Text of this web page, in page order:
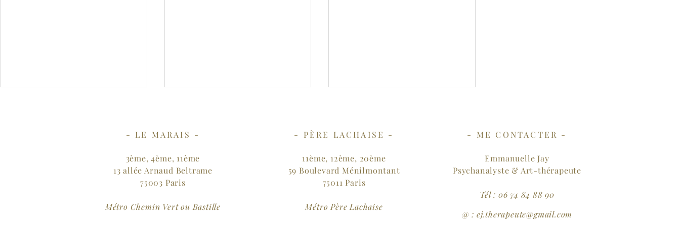
L'écriture thérapeutique dans
Le pouvoir des haïkus
- LE MARAIS -
3ème, 4ème, 11ème
13 allée Arnaud Beltrame
75003 Paris
Métro Chemin Vert ou Bastille
- PÈRE LACHAISE - - ME CONTACTER -
11ème, 12ème, 20ème
59 Boulevard Ménilmontant
75011 Paris
Métro Père Lachaise
Emmanuelle Jay
Psychanalyste & Art-thérapeute
Tél : 06 74 84 88 90
@ : ej.therapeute@gmail.com